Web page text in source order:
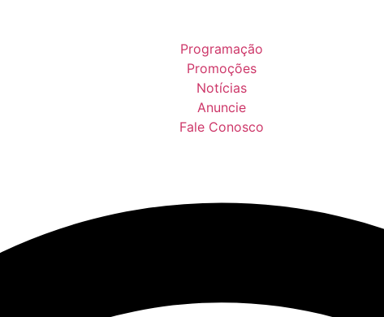
Programação
Promoções
Notícias
Anuncie
Fale Conosco